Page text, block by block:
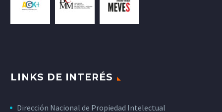
LINKS DE INTERÉS
Dirección Nacional de Propiedad Intelectual